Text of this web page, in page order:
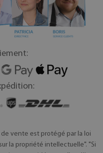
vente est protégé par la loi
la propriété intellectuelle". "Si